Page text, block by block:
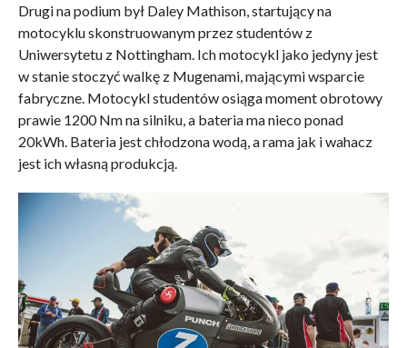
Drugi na podium był Daley Mathison, startujący na
motocyklu skonstruowanym przez studentów z
Uniwersytetu z Nottingham. Ich motocykl jako jedyny jest
w stanie stoczyć walkę z Mugenami, mającymi wsparcie
fabryczne. Motocykl studentów osiąga moment obrotowy
prawie 1200 Nm na silniku, a bateria ma nieco ponad
20kWh. Bateria jest chłodzona wodą, a rama jak i wahacz
jest ich własną produkcją.